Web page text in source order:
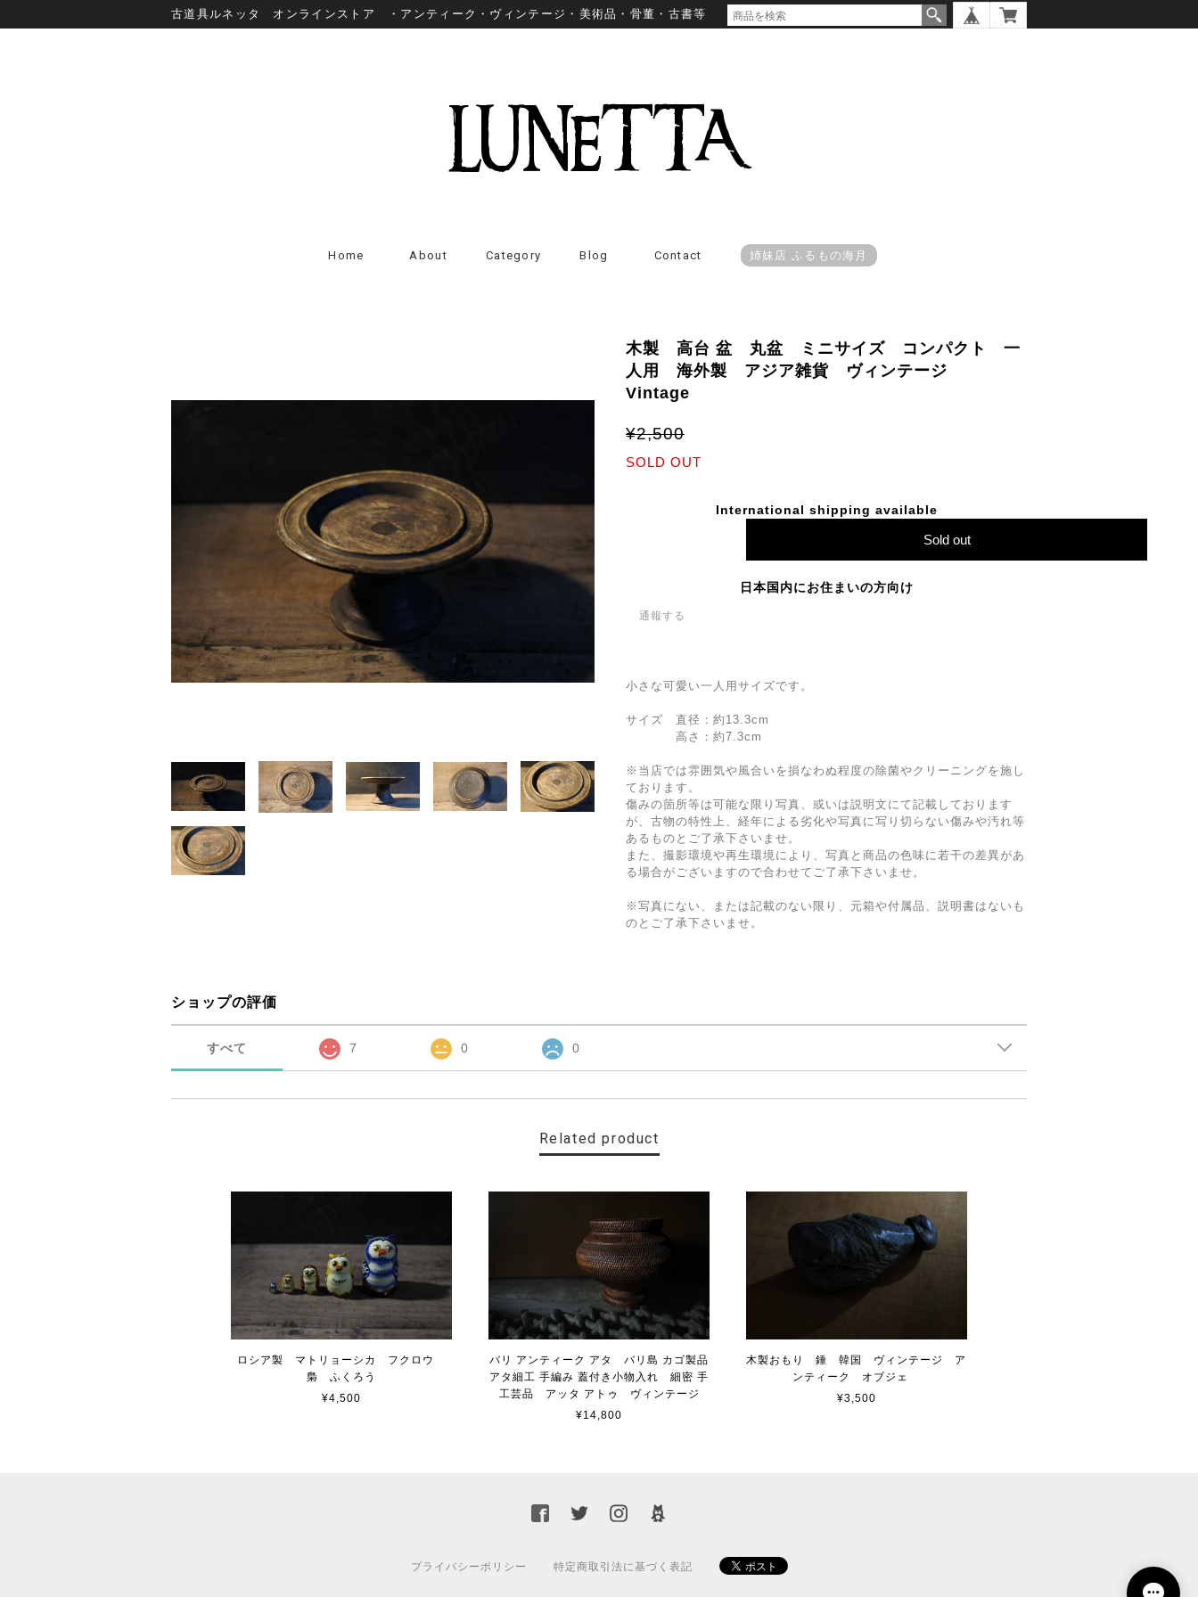
古道具ルネッタ オンラインストア ・アンティーク・ヴィンテージ・美術品・骨董・古書等
Home About Category Blog Contact 姉妹店 ふるもの海月
木製 高台 盆 丸盆 ミニサイズ コンパクト 一
人用 海外製 アジア雑貨 ヴィンテージ
Vintage
¥2,500
SOLD OUT
International shipping available
Sold out
日本国内にお住まいの方向け
通報する
小さな可愛い一人用サイズです。
サイズ 直径：約13.3cm
高さ：約7.3cm
※当店では雰囲気や風合いを損なわぬ程度の除菌やクリーニングを施し
ております。
傷みの箇所等は可能な限り写真、或いは説明文にて記載しております
が、古物の特性上、経年による劣化や写真に写り切らない傷みや汚れ等
あるものとご了承下さいませ。
また、撮影環境や再生環境により、写真と商品の色味に若干の差異があ
る場合がございますので合わせてご了承下さいませ。
※写真にない、または記載のない限り、元箱や付属品、説明書はないも
のとご了承下さいませ。
ショップの評価
すべて 7 0 0
Related product
ロシア製 マトリョーシカ フクロウ
梟 ふくろう
¥4,500
バリ アンティーク アタ バリ島 カゴ製品
アタ細工 手編み 蓋付き小物入れ 細密 手
工芸品 アッタ アトゥ ヴィンテージ
¥14,800
木製おもり 錘 韓国 ヴィンテージ ア
ンティーク オブジェ
¥3,500
プライバシーポリシー 特定商取引法に基づく表記